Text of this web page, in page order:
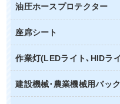
油圧ホースプロテクター
座席シート
作業灯(LEDライト､HIDラ
建設機械･農業機械用バッ